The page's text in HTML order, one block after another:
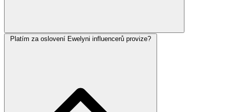
Platím za oslovení Ewelyni influencerů provize?